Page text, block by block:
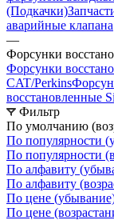
(Подкачки)
аварийные клапана
—
Форсунки
Форсунки
CAT/Perkins
восстановленные
Фильтр
По умолчанию
По популярности
По популярности
По алфавиту
По алфавиту
По цене
По цене